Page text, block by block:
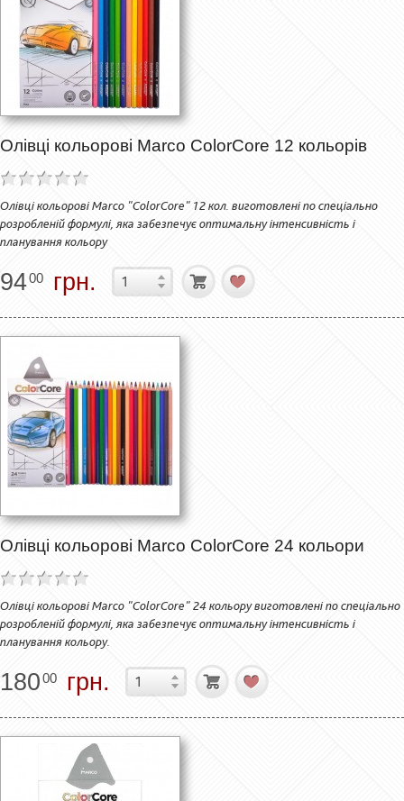
Олівці кольорові Marco ColorCore 12 кольорів
Олівці кольорові Marco "ColorCore" 12 кол. виготовлені по спеціально
розробленій формулі, яка забезпечує оптимальну інтенсивність і
планування кольору
9400 грн.
Олівці кольорові Marco ColorCore 24 кольори
Олівці кольорові Marco "ColorCore" 24 кольору виготовлені по спеціально
розробленій формулі, яка забезпечує оптимальну інтенсивність і
планування кольору.
18000 грн.